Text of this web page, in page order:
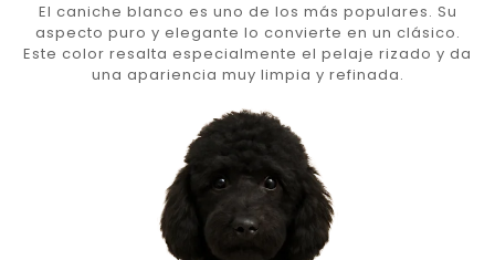
El caniche blanco es uno de los más populares. Su
aspecto puro y elegante lo convierte en un clásico.
Este color resalta especialmente el pelaje rizado y da
una apariencia muy limpia y refinada.